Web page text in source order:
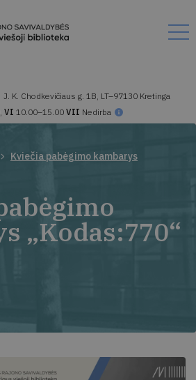
J. K. Chodkevičiaus g. 1B, LT–97130 Kretinga
VI 10.00–15.00 VII Nedirba
Kviečia pabėgimo kambarys
„Kodas:770“